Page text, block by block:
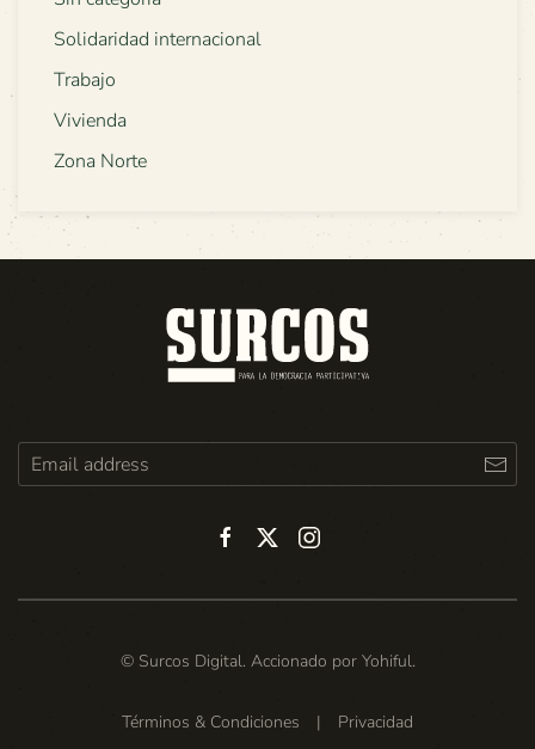
Solidaridad internacional
Trabajo
Vivienda
Zona Norte
© Surcos Digital. Accionado por Yohiful.
Términos & Condiciones | Privacidad